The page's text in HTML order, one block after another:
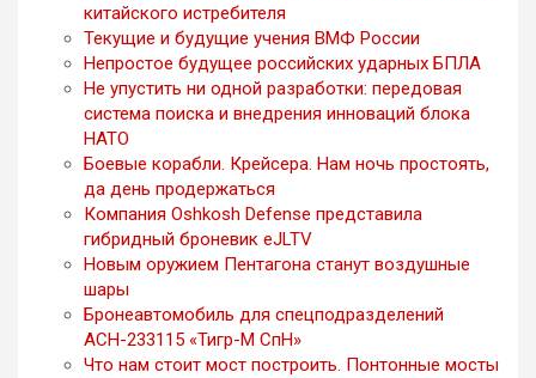
китайского истребителя
Текущие и будущие учения ВМФ России
Непростое будущее российских ударных БПЛА
Не упустить ни одной разработки: передовая
система поиска и внедрения инноваций блока
НАТО
Боевые корабли. Крейсера. Нам ночь простоять,
да день продержаться
Компания Oshkosh Defense представила
гибридный броневик eJLTV
Новым оружием Пентагона станут воздушные
шары
Бронеавтомобиль для спецподразделений
АСН-233115 «Тигр-М СпН»
Что нам стоит мост построить. Понтонные мосты